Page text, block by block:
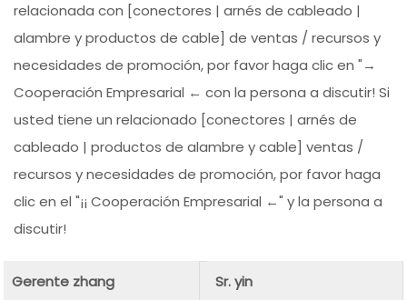
relacionada con [conectores | arnés de cableado |
alambre y productos de cable] de ventas / recursos y
necesidades de promoción, por favor haga clic en "→
Cooperación Empresarial ← con la persona a discutir! Si
usted tiene un relacionado [conectores | arnés de
cableado | productos de alambre y cable] ventas /
recursos y necesidades de promoción, por favor haga
clic en el "¡¡ Cooperación Empresarial ←" y la persona a
discutir!
Gerente zhang
Sr. yin